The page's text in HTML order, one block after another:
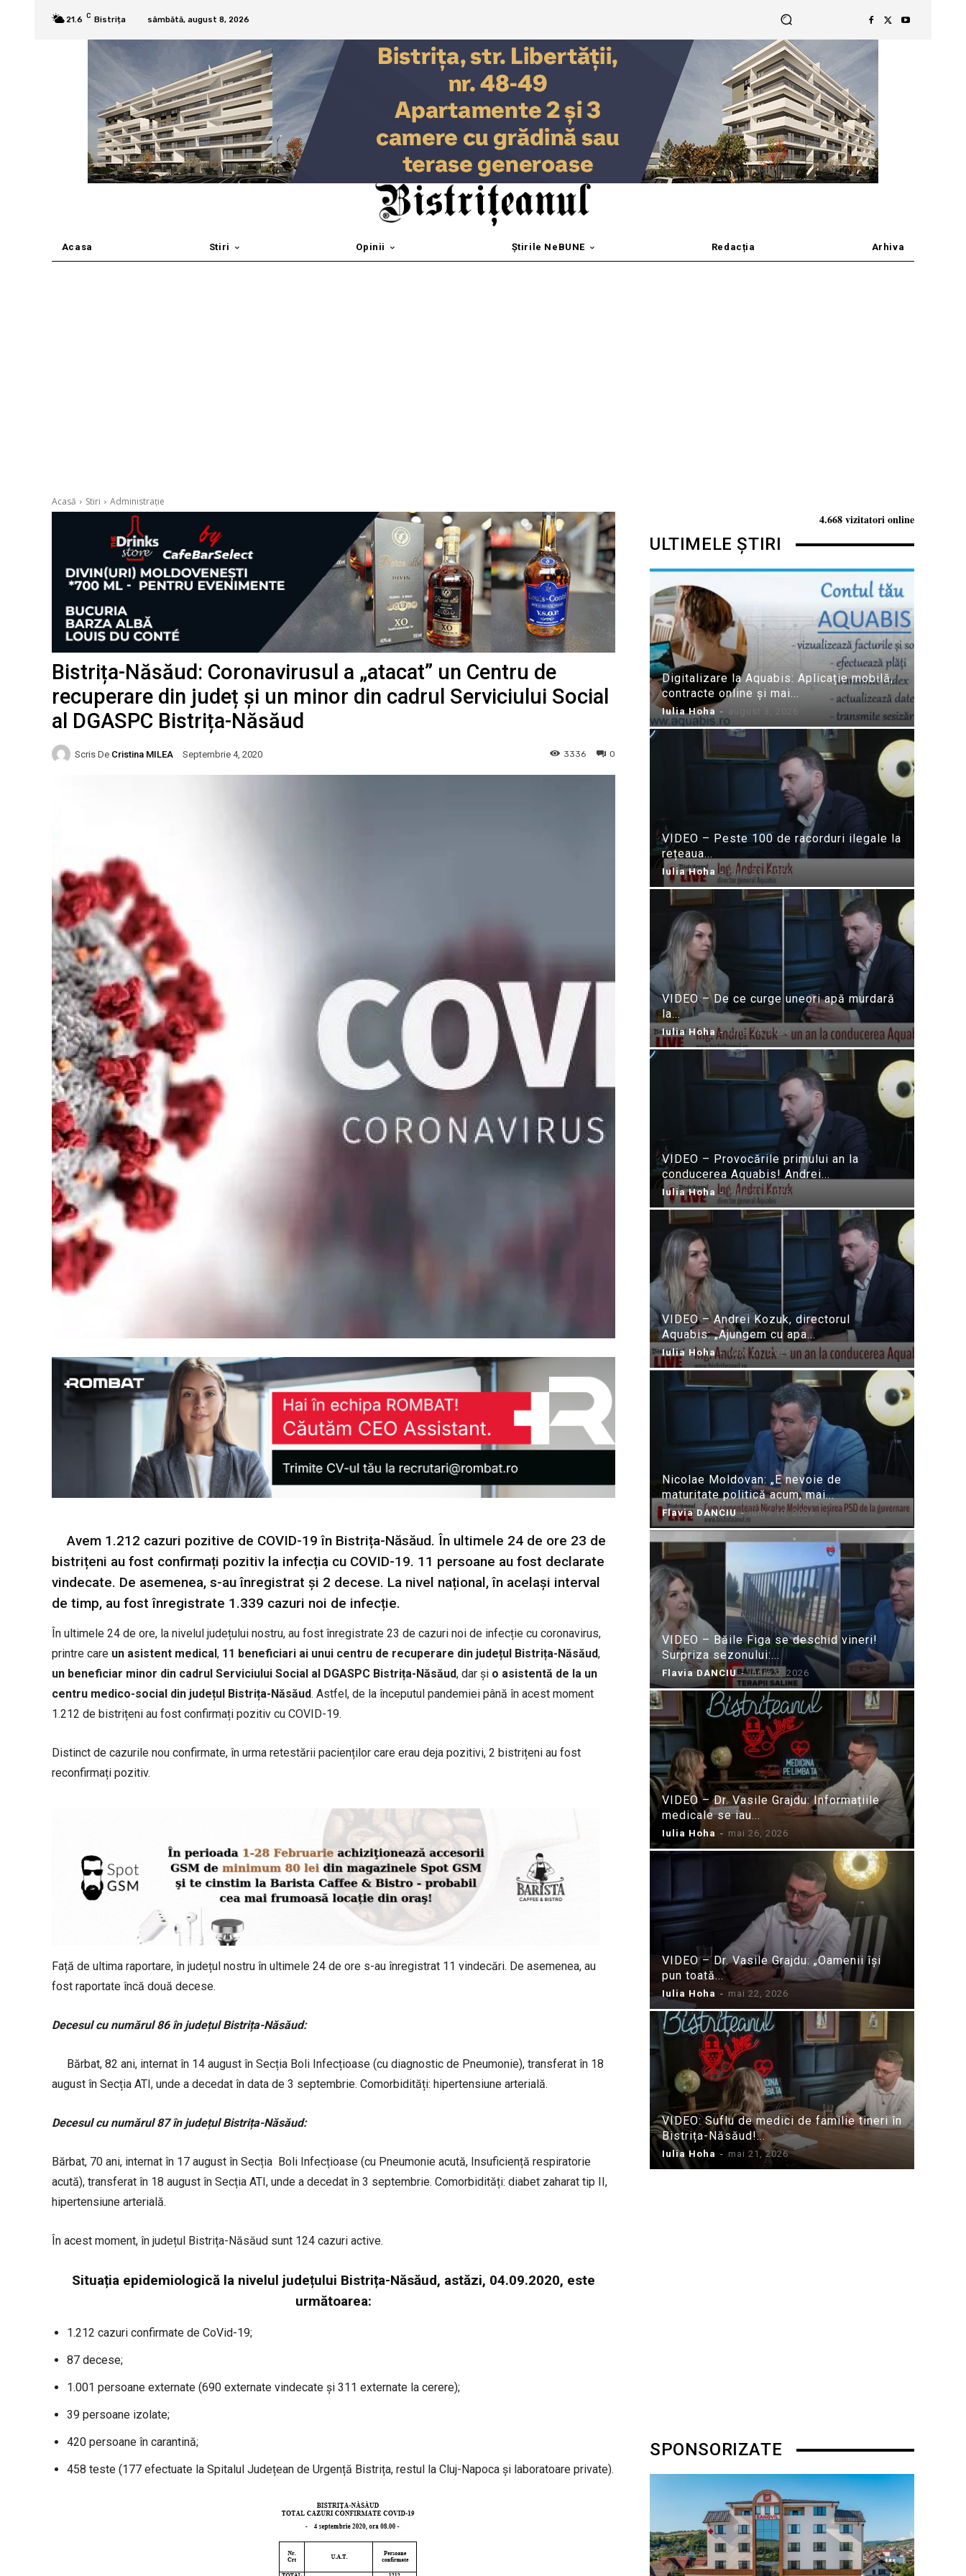
21.6 C Bistrița sâmbătă, august 8, 2026
Acasa Stiri Opinii Știrile NeBUNE Redacția Arhiva
Acasă Stiri Administrație
Bistrița-Năsăud: Coronavirusul a „atacat” un Centru de
recuperare din județ și un minor din cadrul Serviciului Social
al DGASPC Bistrița-Năsăud
Scris De Cristina MILEA Septembrie 4, 2020 0
3336
Avem 1.212 cazuri pozitive de COVID-19 în Bistrița-Năsăud. În ultimele 24 de ore 23 de
bistrițeni au fost confirmați pozitiv la infecția cu COVID-19. 11 persoane au fost declarate
vindecate. De asemenea, s-au înregistrat și 2 decese. La nivel național, în același interval
de timp, au fost înregistrate 1.339 cazuri noi de infecție.
În ultimele 24 de ore, la nivelul județului nostru, au fost înregistrate 23 de cazuri noi de infecție cu coronavirus,
printre care un asistent medical, 11 beneficiari ai unui centru de recuperare din județul Bistrița-Năsăud,
un beneficiar minor din cadrul Serviciului Social al DGASPC Bistrița-Năsăud, dar și o asistentă de la un
centru medico-social din județul Bistrița-Năsăud. Astfel, de la începutul pandemiei până în acest moment
1.212 de bistrițeni au fost confirmați pozitiv cu COVID-19.
Distinct de cazurile nou confirmate, în urma retestării pacienților care erau deja pozitivi, 2 bistrițeni au fost
reconfirmați pozitiv.
Față de ultima raportare, în județul nostru în ultimele 24 de ore s-au înregistrat 11 vindecări. De asemenea, au
fost raportate încă două decese.
Decesul cu numărul 86 în județul Bistrița-Năsăud:
Bărbat, 82 ani, internat în 14 august în Secția Boli Infecțioase (cu diagnostic de Pneumonie), transferat în 18
august în Secția ATI, unde a decedat în data de 3 septembrie. Comorbidități: hipertensiune arterială.
Decesul cu numărul 87 în județul Bistrița-Năsăud:
Bărbat, 70 ani, internat în 17 august în Secția Boli Infecțioase (cu Pneumonie acută, Insuficiență respiratorie
acută), transferat în 18 august în Secția ATI, unde a decedat în 3 septembrie. Comorbidități: diabet zaharat tip II,
hipertensiune arterială.
În acest moment, în județul Bistrița-Năsăud sunt 124 cazuri active.
Situația epidemiologică la nivelul județului Bistrița-Năsăud, astăzi, 04.09.2020, este
următoarea:
1.212 cazuri confirmate de CoVid-19;
87 decese;
1.001 persoane externate (690 externate vindecate și 311 externate la cerere);
39 persoane izolate;
420 persoane în carantină;
458 teste (177 efectuate la Spitalul Județean de Urgență Bistrița, restul la Cluj-Napoca și laboratoare private).
4.668 vizitatori online
ULTIMELE ȘTIRI
Digitalizare la Aquabis: Aplicație mobilă,
contracte online și mai...
Iulia Hoha - august 3, 2026
VIDEO – Peste 100 de racorduri ilegale la
rețeaua...
Iulia Hoha - iulie 31, 2026
VIDEO – De ce curge uneori apă murdară
la...
Iulia Hoha - iulie 24, 2026
VIDEO – Provocările primului an la
conducerea Aquabis! Andrei...
Iulia Hoha - iulie 21, 2026
VIDEO – Andrei Kozuk, directorul
Aquabis: „Ajungem cu apa...
Iulia Hoha - iulie 21, 2026
Nicolae Moldovan: „E nevoie de
maturitate politică acum, mai...
Flavia DANCIU - iunie 10, 2026
VIDEO – Băile Figa se deschid vineri!
Surpriza sezonului:...
Flavia DANCIU - iunie 9, 2026
VIDEO – Dr. Vasile Grajdu: Informațiile
medicale se iau...
Iulia Hoha - mai 26, 2026
VIDEO – Dr. Vasile Grajdu: „Oamenii își
pun toată...
Iulia Hoha - mai 22, 2026
VIDEO: Suflu de medici de familie tineri în
Bistrița-Năsăud!...
Iulia Hoha - mai 21, 2026
SPONSORIZATE